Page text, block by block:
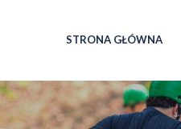
STRONA GŁÓWNA